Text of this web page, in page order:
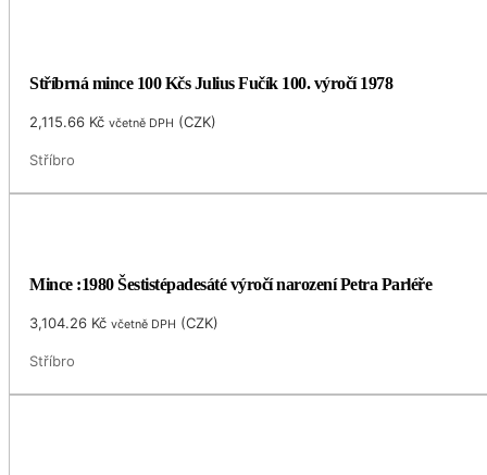
Stříbrná mince 100 Kčs Julius Fučík 100. výročí 1978
2,115.66 Kč včetně DPH (CZK)
Stříbro
Mince :1980 Šestistépadesáté výročí narození Petra Parléře
3,104.26 Kč včetně DPH (CZK)
Stříbro